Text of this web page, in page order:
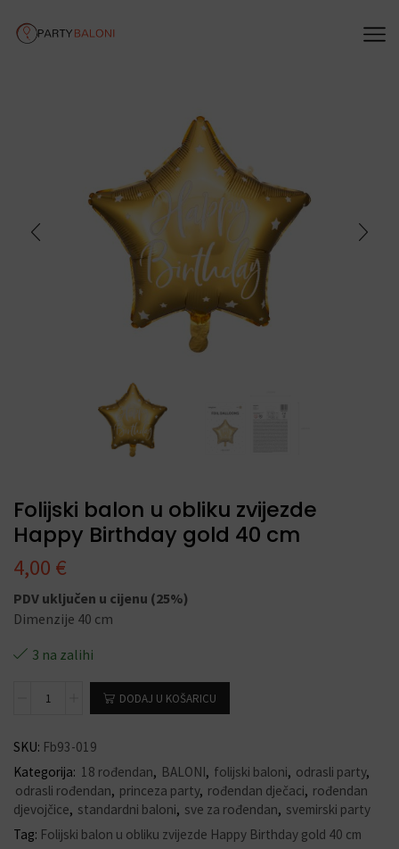
Folijski balon u obliku zvijezde
Happy Birthday gold 40 cm
4,00 €
PDV uključen u cijenu (25%)
Dimenzije 40 cm
3 na zalihi
DODAJ U KOŠARICU
SKU: Fb93-019
Kategorija: 18 rođendan, BALONI, folijski baloni, odrasli party,
odrasli rođendan, princeza party, rođendan dječaci, rođendan
djevojčice, standardni baloni, sve za rođendan, svemirski party
Tag: Folijski balon u obliku zvijezde Happy Birthday gold 40 cm